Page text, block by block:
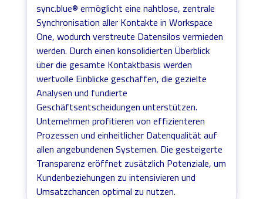
sync.blue® ermöglicht eine nahtlose, zentrale
Synchronisation aller Kontakte in Workspace
One, wodurch verstreute Datensilos vermieden
werden. Durch einen konsolidierten Überblick
über die gesamte Kontaktbasis werden
wertvolle Einblicke geschaffen, die gezielte
Analysen und fundierte
Geschäftsentscheidungen unterstützen.
Unternehmen profitieren von effizienteren
Prozessen und einheitlicher Datenqualität auf
allen angebundenen Systemen. Die gesteigerte
Transparenz eröffnet zusätzlich Potenziale, um
Kundenbeziehungen zu intensivieren und
Umsatzchancen optimal zu nutzen.